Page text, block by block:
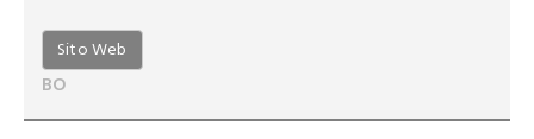
Sito Web
BO